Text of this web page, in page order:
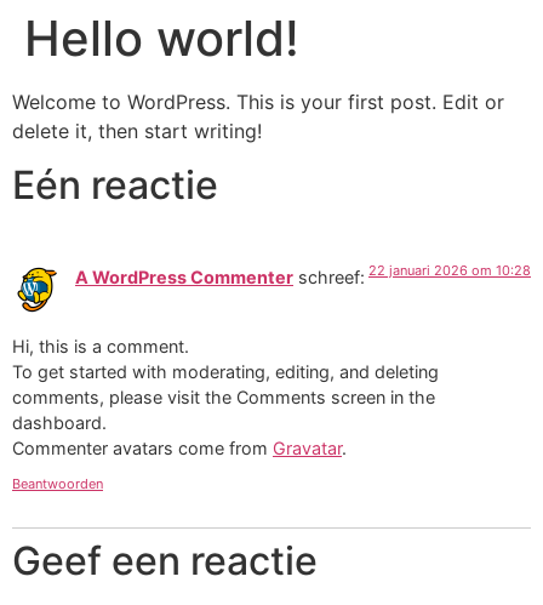
Hello world!
Welcome to WordPress. This is your first post. Edit or
delete it, then start writing!
Eén reactie
A WordPress Commenter schreef: 22 januari 2026 om 10:28
Hi, this is a comment.
To get started with moderating, editing, and deleting
comments, please visit the Comments screen in the
dashboard.
Commenter avatars come from Gravatar.
Beantwoorden
Geef een reactie